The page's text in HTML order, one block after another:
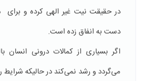
در حقیقت نیت غیر الهی کرده و
دست به انفاق زده است.
اگر بسیاری از کمالات درونی انسان
می‌گردد و رشد نمی‌کند در حالیکه شرایط